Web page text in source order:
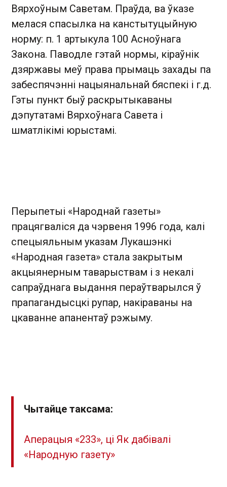
Вярхоўным Саветам. Праўда, ва ўказе
мелася спасылка на канстытуцыйную
норму: п. 1 артыкула 100 Асноўнага
Закона. Паводле гэтай нормы, кіраўнік
дзяржавы меў права прымаць захады па
забеспячэнні нацыянальнай бяспекі і г.д.
Гэты пункт быў раскрытыкаваны
дэпутатамі Вярхоўнага Савета і
шматлікімі юрыстамі.
Перыпетыі «Народнай газеты»
працягваліся да чэрвеня 1996 года, калі
спецыяльным указам Лукашэнкі
«Народная газета» стала закрытым
акцыянерным таварыствам і з некалі
сапраўднага выдання пераўтварылся ў
прапагандысцкі рупар, накіраваны на
цкаванне апанентаў рэжыму.
Чытайце таксама:
Аперацыя «233», ці Як дабівалі
«Народную газету»